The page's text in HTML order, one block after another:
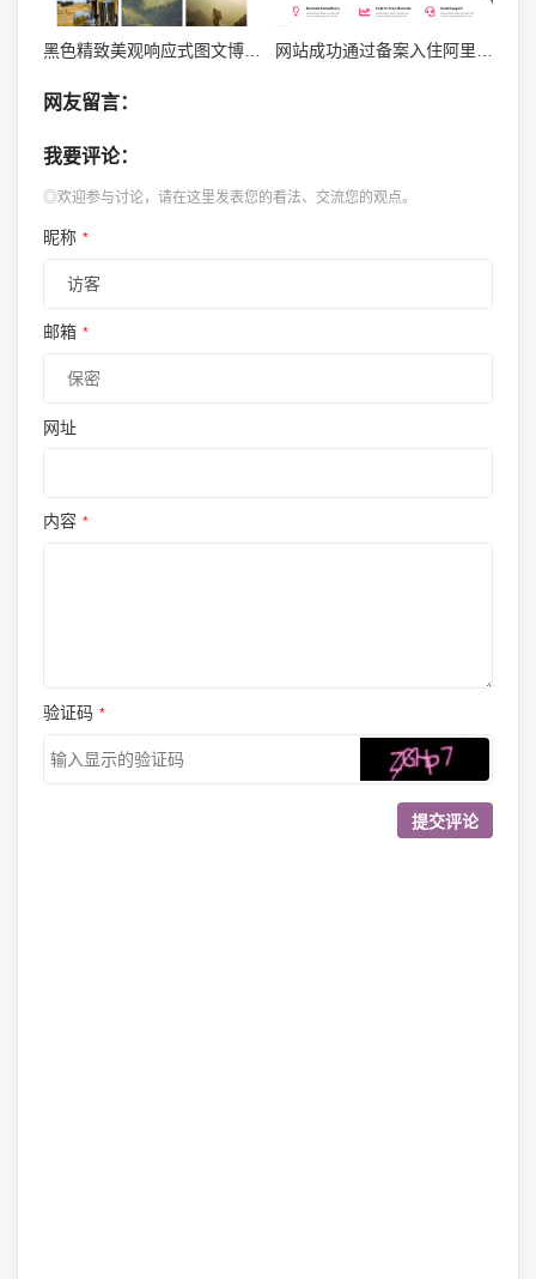
黑色精致美观响应式图文博客zblog mip主题
网友留言：
我要评论：
◎欢迎参与讨论，请在这里发表您的看法、交流您的观点。
昵称 *
邮箱 *
网址
内容 *
验证码 *